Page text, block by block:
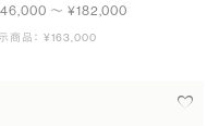
〜 ¥182,000
商品： ¥163,000